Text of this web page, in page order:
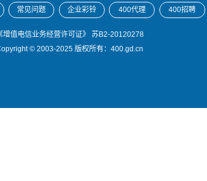
常见问题 企业彩铃 400代理 400招聘
《增值电信业务经营许可证》
苏B2-20120278
© 2003-2025 版权所有：400.gd.cn